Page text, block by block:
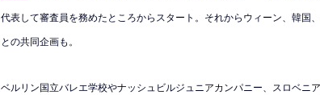
代表して審査員を務めたところからスタート。それからウィーン、韓国
との共同企画も。
ベルリン国立バレエ学校やナッシュビルジュニアカンパニー、スロベニ